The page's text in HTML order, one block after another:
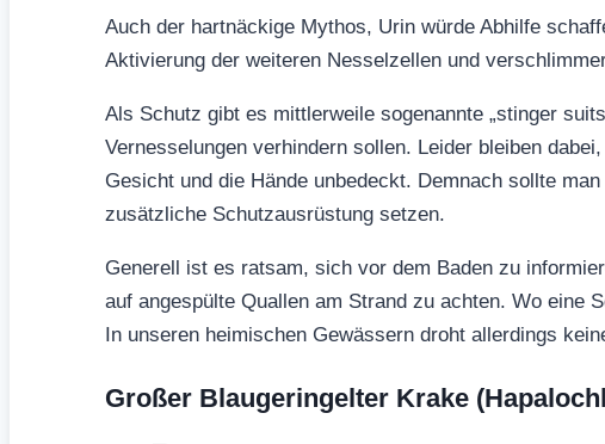
Auch der hartnäckige Mythos, Urin würde Abhilfe
Aktivierung der weiteren Nesselzellen und
Als Schutz gibt es mittlerweile sogenannte „stinger
Vernesselungen verhindern sollen. Leider bleiben
Gesicht und die Hände unbedeckt. Demnach sollte
zusätzliche Schutzausrüstung setzen.
Generell ist es ratsam, sich vor dem Baden zu
auf angespülte Quallen am Strand zu achten. Wo eine
In unseren heimischen Gewässern droht allerdings
Großer Blaugeringelter Krake